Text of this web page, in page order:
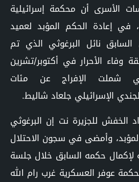
الأسرى أن محكمة إسرائيلية
في إعادة الحكم المؤبد لعميد
السابق نائل البرغوثي الذي تم
وفاء الأحرار في أكتوبر/تشرين
والتي شملت الإفراج عن مئات
الإسرائيلي جلعاد شاليط.
الخفش للجزيرة نت إن البرغوثي
وأمضى في سجون الاحتلال
لإكمال حكمه السابق خلال جلسة
عوفر العسكرية غرب رام الله